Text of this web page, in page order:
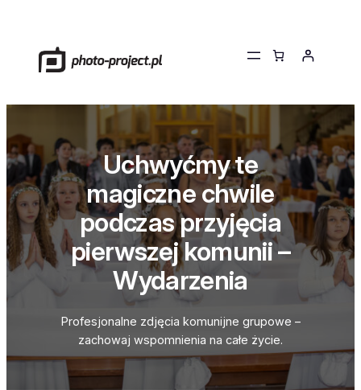
Uchwyćmy te
magiczne chwile
podczas przyjęcia
pierwszej komunii –
Wydarzenia
Profesjonalne zdjęcia komunijne grupowe –
zachowaj wspomnienia na całe życie.